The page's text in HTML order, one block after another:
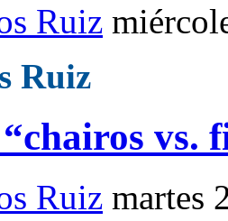
Ruiz
Ruiz
vs.
Ruiz martes